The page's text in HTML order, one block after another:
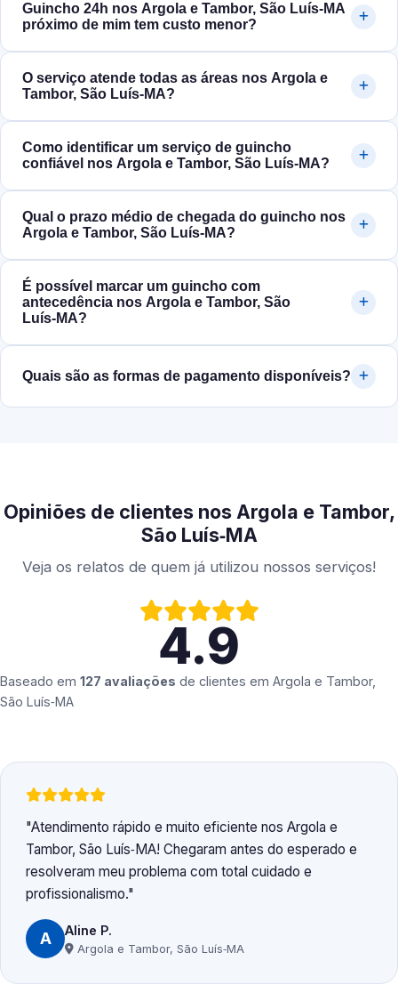
Guincho 24h nos Argola e Tambor, São Luís‑MA
próximo de mim tem custo menor?
O serviço atende todas as áreas nos Argola e
Tambor, São Luís‑MA?
Como identificar um serviço de guincho
confiável nos Argola e Tambor, São Luís‑MA?
Qual o prazo médio de chegada do guincho nos
Argola e Tambor, São Luís‑MA?
É possível marcar um guincho com
antecedência nos Argola e Tambor, São
Luís‑MA?
Quais são as formas de pagamento disponíveis?
Opiniões de clientes nos Argola e Tambor,
São Luís‑MA
Veja os relatos de quem já utilizou nossos serviços!
4.9
Baseado em 127 avaliações de clientes em Argola e Tambor,
São Luís‑MA
Atendimento rápido e muito eficiente nos Argola e
Tambor, São Luís‑MA! Chegaram antes do esperado e
resolveram meu problema com total cuidado e
profissionalismo.
A Aline P.
Argola e Tambor, São Luís‑MA